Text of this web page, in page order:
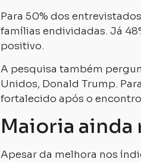
Para 50% dos
famílias endividadas. Já
positivo.
A pesquisa também
Unidos, Donald Trump.
fortalecido após o
Maioria ainda
Apesar da melhora nos